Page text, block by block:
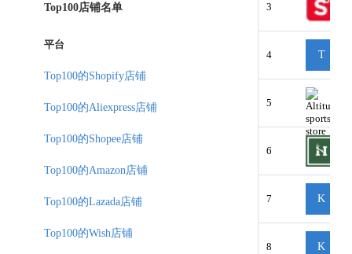
3
4 T
5
6
7 K
8 K
Top100店铺名单
平台
Top100的Shopify店铺
Top100的Aliexpress店铺
Top100的Shopee店铺
Top100的Amazon店铺
Top100的Lazada店铺
Top100的Wish店铺